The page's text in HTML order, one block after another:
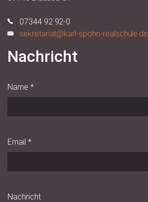
07344 92 92-0
sekretariat@karl-spohn-realschule.de
Nachricht
Name *
Email *
Nachricht